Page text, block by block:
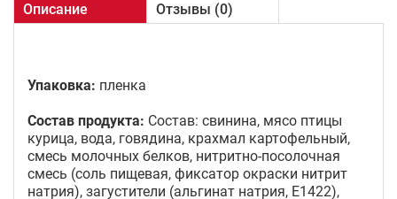
Описание Отзывы (0)
Упаковка: пленка
Состав продукта: Состав: свинина, мясо птицы
курица, вода, говядина, крахмал картофельный,
смесь молочных белков, нитритно-посолочная
смесь (соль пищевая, фиксатор окраски нитрит
натрия), загустители (альгинат натрия, Е1422),